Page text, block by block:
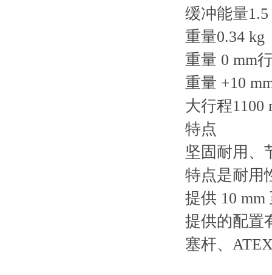
缓冲能量1.5
重量0.34 kg
重量 0 mm
重量 +10
大行程1100
特点
坚固耐用、
特点是耐用
提供 10 mm
提供的配置
塞杆、